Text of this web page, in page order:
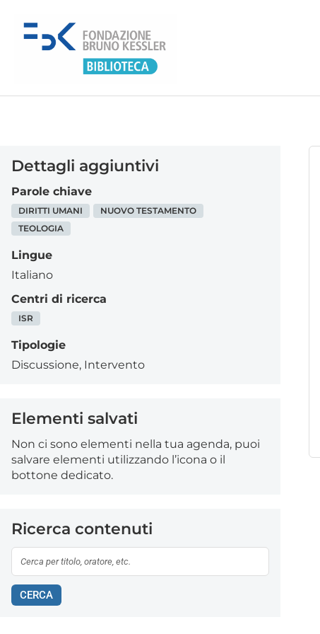
Dettagli aggiuntivi
Parole chiave
DIRITTI UMANI
NUOVO TESTAMENTO
TEOLOGIA
Lingue
Italiano
Centri di ricerca
ISR
Tipologie
Discussione, Intervento
Elementi salvati
Non ci sono elementi nella tua agenda, puoi
salvare elementi utilizzando l’icona o il
bottone dedicato.
Ricerca contenuti
CERCA